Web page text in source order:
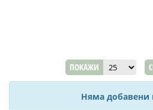
ПОКАЖИ
Няма добавени